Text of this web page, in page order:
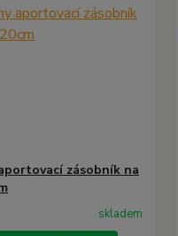
zásobník na
skladem